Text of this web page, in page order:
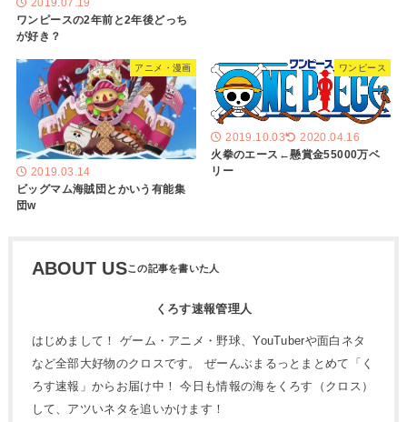
2019.07.19
ワンピースの2年前と2年後どっち
が好き？
アニメ・漫画
2019.03.14
ビッグマム海賊団とかいう有能集
団w
ワンピース
2019.10.03 2020.04.16
火拳のエース←懸賞金55000万ベ
リー
ABOUT US
くろす速報管理人
はじめまして！ ゲーム・アニメ・野球、YouTuberや面白ネタ
など全部大好物のクロスです。 ぜーんぶまるっとまとめて「く
ろす速報」からお届け中！ 今日も情報の海をくろす（クロス）
して、アツいネタを追いかけます！